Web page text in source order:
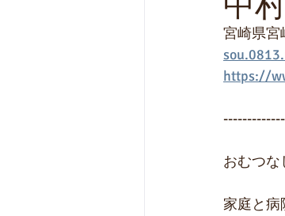
宮崎県宮
https://
おむつ
家庭と